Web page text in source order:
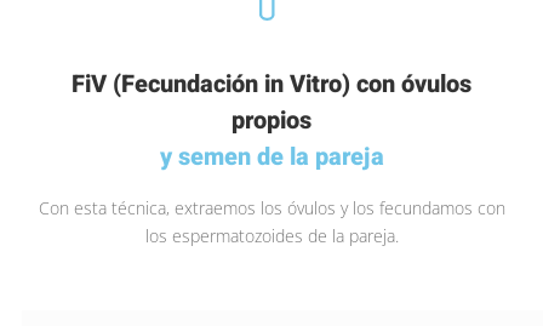
FiV (Fecundación in Vitro) con óvulos
propios
y semen de la pareja
Con esta técnica, extraemos los óvulos y los fecundamos con
los espermatozoides de la pareja.